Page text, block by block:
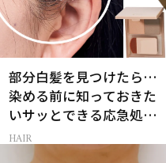
部分白髪を見つけたら…
染める前に知っておきた
いサッとできる応急処置
とは
HAIR